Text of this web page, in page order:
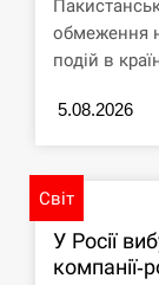
СЕРПЕНЬ
12:10
СЕРПЕНЬ
11:53
Под
почта”:
обмеження
подій в
5.08.2026
Світ
У Росії
компанії-